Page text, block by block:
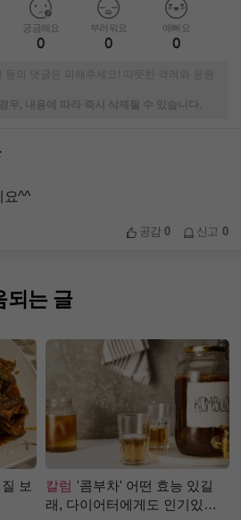
궁금해요
0
부러워요
0
예뻐요
0
의 댓글은 피해주세요! 따뜻한 격려와 응원
우, 내용에 따라 즉시 삭제될 수 있습니다.
요^^
공감0 신고 0
되는 글
보
칼럼 '콤부차' 어떤 효능 있길
래, 다이어터에게도 인기있는